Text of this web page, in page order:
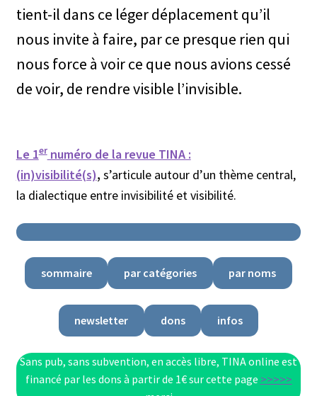
tient-il dans ce léger déplacement qu’il
nous invite à faire, par ce presque rien qui
nous force à voir ce que nous avions cessé
de voir, de rendre visible l’invisible.
Le 1ernuméro de la revue TINA :
(in)visibilité(s), s’articule autour d’un thème central,
la dialectique entre invisibilité et visibilité.
sommaire par catégories par noms
newsletter dons infos
Sans pub, sans subvention, en accès libre, TINA online est
financé par les dons à partir de 1€ sur cette page >>>>>